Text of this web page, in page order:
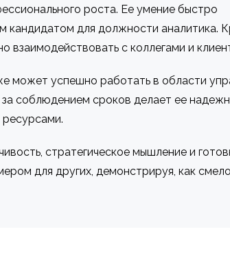
роста. Ее умение быстро
кандидатом для должности аналитика.
взаимодействовать с коллегами и
может успешно работать в области
за соблюдением сроков делает ее
стратегическое мышление и
для других, демонстрируя, как